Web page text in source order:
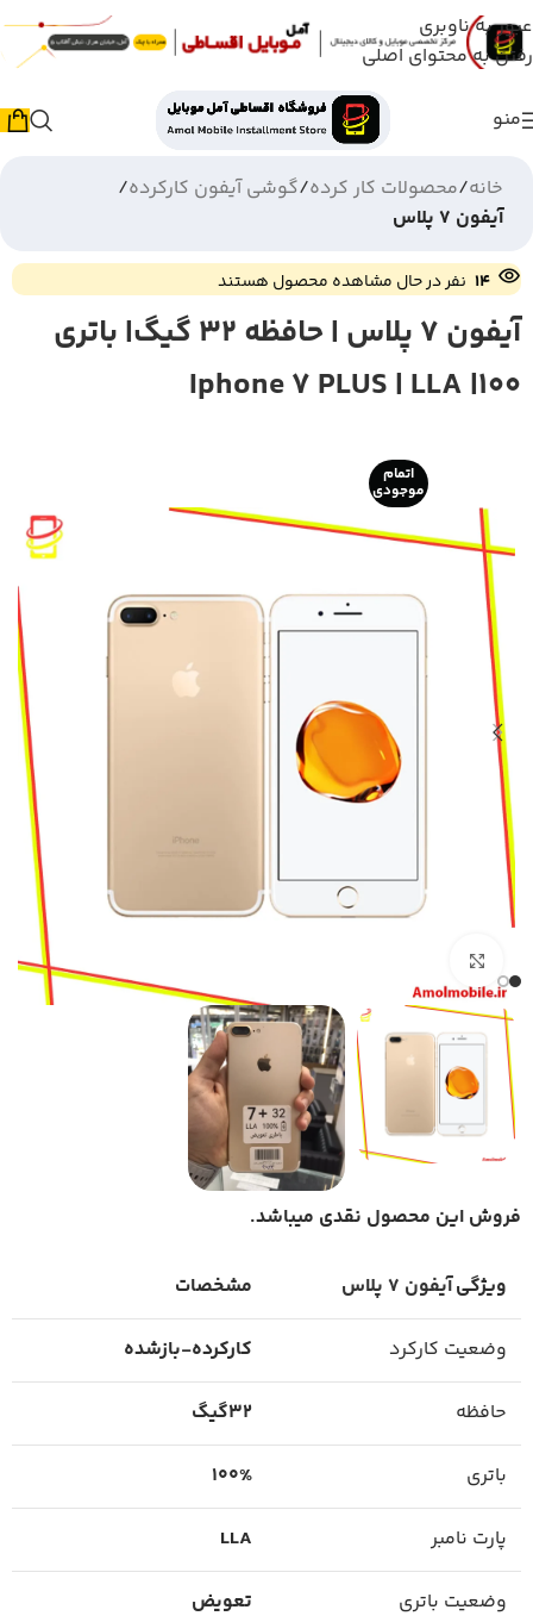
عبور به ناوبری
رفتن به محتوای اصلی
منو
خانه محصولات کار کرده گوشی آیفون کارکرده
آیفون 7 پلاس
14 نفر در حال مشاهده محصول هستند
آیفون 7 پلاس | حافظه 32 گیگ| باتری
100| Iphone 7 PLUS | LLA
اتمام
موجودی
فروش این محصول نقدی میباشد.
ویژگیآیفون 7 پلاس مشخصات
وضعیت کارکرد کارکرده-بازشده
حافظه 32گیگ
باتری 100%
پارت نامبر LLA
وضعیت باتری تعویض